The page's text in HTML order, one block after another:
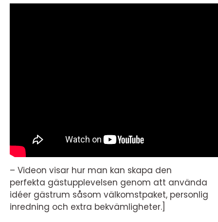
– Videon visar hur man kan skapa den
perfekta gästupplevelsen genom att använda
idéer gästrum såsom välkomstpaket, personlig
inredning och extra bekvämligheter.]